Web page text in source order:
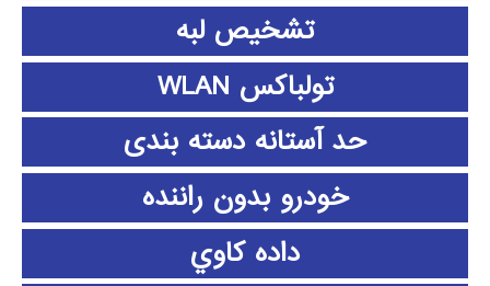
تشخیص لبه
تولباکس WLAN
حد آستانه دسته بندی
خودرو بدون راننده
داده كاوي